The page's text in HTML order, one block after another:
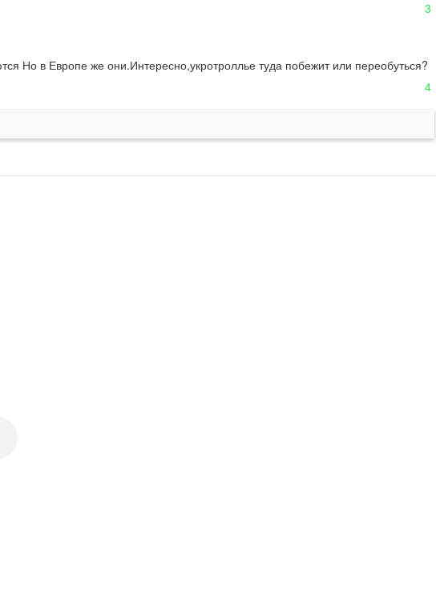
3
Но в Европе же они.Интересно,укротроллье туда побежит или переобуться?
4